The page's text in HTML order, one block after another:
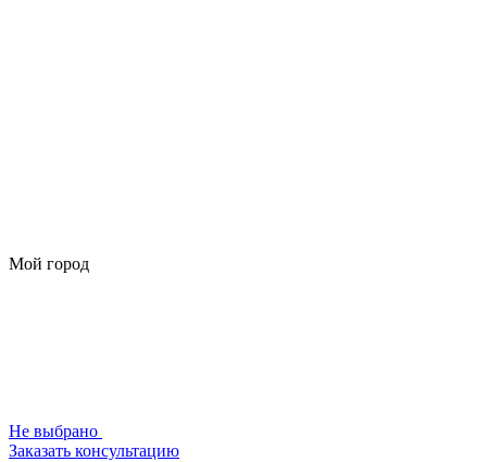
Мой город
Не выбрано
Заказать консультацию